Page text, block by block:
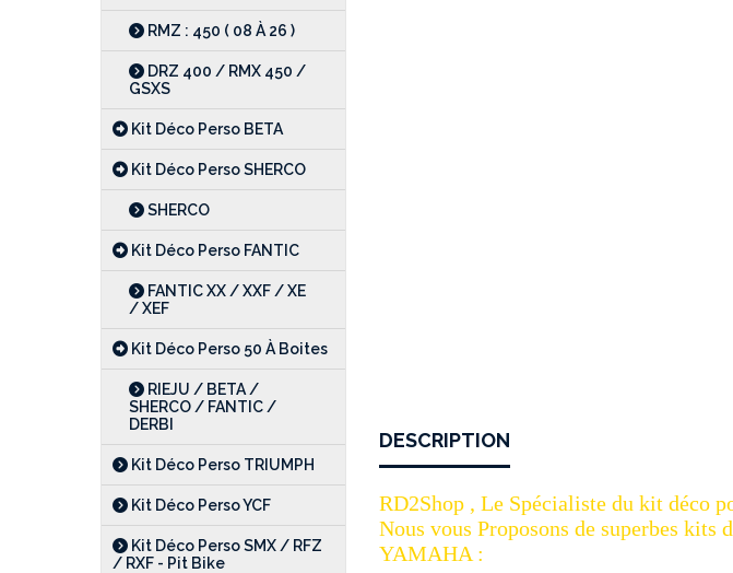
RMZ : 450 ( 08 À 26 )
DRZ 400 / RMX 450 /
GSXS
Kit Déco Perso BETA
Kit Déco Perso SHERCO
SHERCO
Kit Déco Perso FANTIC
FANTIC XX / XXF / XE
/ XEF
Kit Déco Perso 50 À Boites
RIEJU / BETA /
SHERCO / FANTIC /
DERBI
Kit Déco Perso TRIUMPH
Kit Déco Perso YCF
Kit Déco Perso SMX / RFZ
/ RXF - Pit Bike
DESCRIPTION
RD2Shop , Le Spécialiste du kit déco
Nous vous Proposons de superbes kits
YAMAHA :